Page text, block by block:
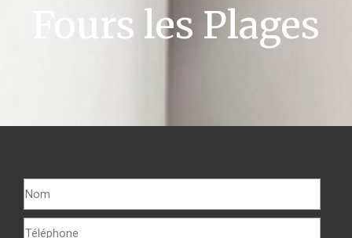
Fours les Plages